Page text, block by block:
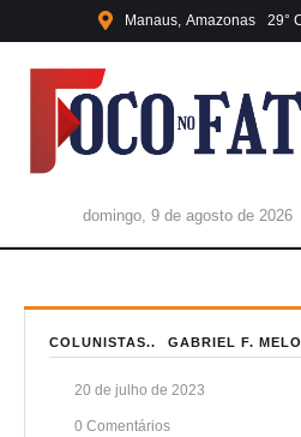
Manaus Amazonas 29
domingo, 9 de agosto de 2026
COLUNISTAS.. GABRIEL F. MELO
20 de julho de 2023
0 Comentários